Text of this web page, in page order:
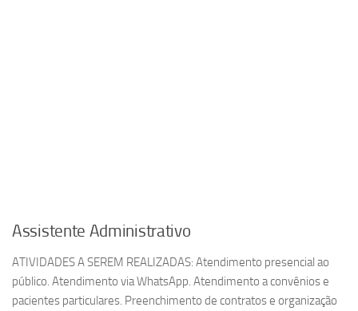
Assistente Administrativo
ATIVIDADES A SEREM REALIZADAS: Atendimento presencial ao
público. Atendimento via WhatsApp. Atendimento a convênios e
pacientes particulares. Preenchimento de contratos e organização